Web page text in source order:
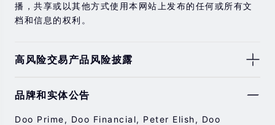
播，共享或以其他方式使用本网站上发布的任何或所有文
档和信息的权利。
高风险交易产品风险披露
券，期货，差价合约和其他金融产品交易涉及高风险，可
品牌和实体公告
Doo Prime, Doo Financial, Peter Elish, Doo